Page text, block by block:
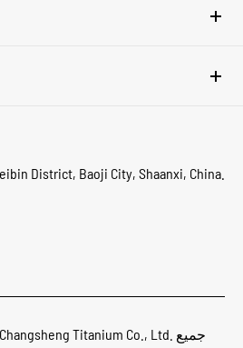
District, Baoji City, Shaanxi, China.
Titanium Co., Ltd.